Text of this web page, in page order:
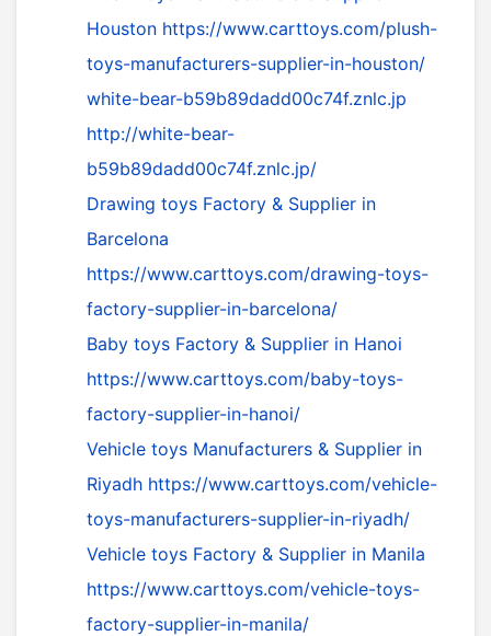
Houston https://www.carttoys.com/plush-
toys-manufacturers-supplier-in-houston/
white-bear-b59b89dadd00c74f.znlc.jp
http://white-bear-
b59b89dadd00c74f.znlc.jp/
Drawing toys Factory & Supplier in
Barcelona
https://www.carttoys.com/drawing-toys-
factory-supplier-in-barcelona/
Baby toys Factory & Supplier in Hanoi
https://www.carttoys.com/baby-toys-
factory-supplier-in-hanoi/
Vehicle toys Manufacturers & Supplier in
Riyadh https://www.carttoys.com/vehicle-
toys-manufacturers-supplier-in-riyadh/
Vehicle toys Factory & Supplier in Manila
https://www.carttoys.com/vehicle-toys-
factory-supplier-in-manila/